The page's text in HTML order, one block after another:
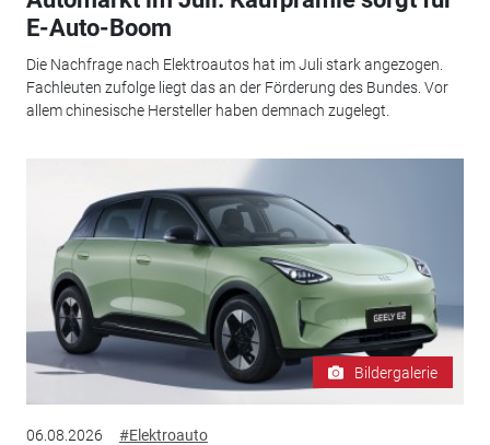
E-Auto-Boom
Die Nachfrage nach Elektroautos hat im Juli stark angezogen.
Fachleuten zufolge liegt das an der Förderung des Bundes. Vor
allem chinesische Hersteller haben demnach zugelegt.
Bildergalerie
06.08.2026 #Elektroauto